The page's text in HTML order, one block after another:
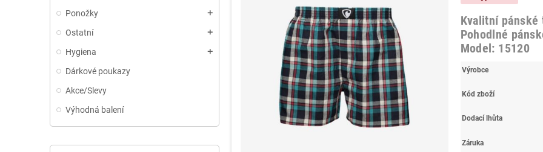
Ponožky add
Ostatní add
Hygiena add
Dárkové poukazy
Akce/Slevy
Výhodná balení
Kvalitní
Pohodlné
Model: 15120
Výrobce
Kód zboží
Dodací lhůta
Záruka